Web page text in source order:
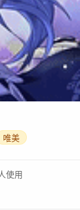
唯美
使用